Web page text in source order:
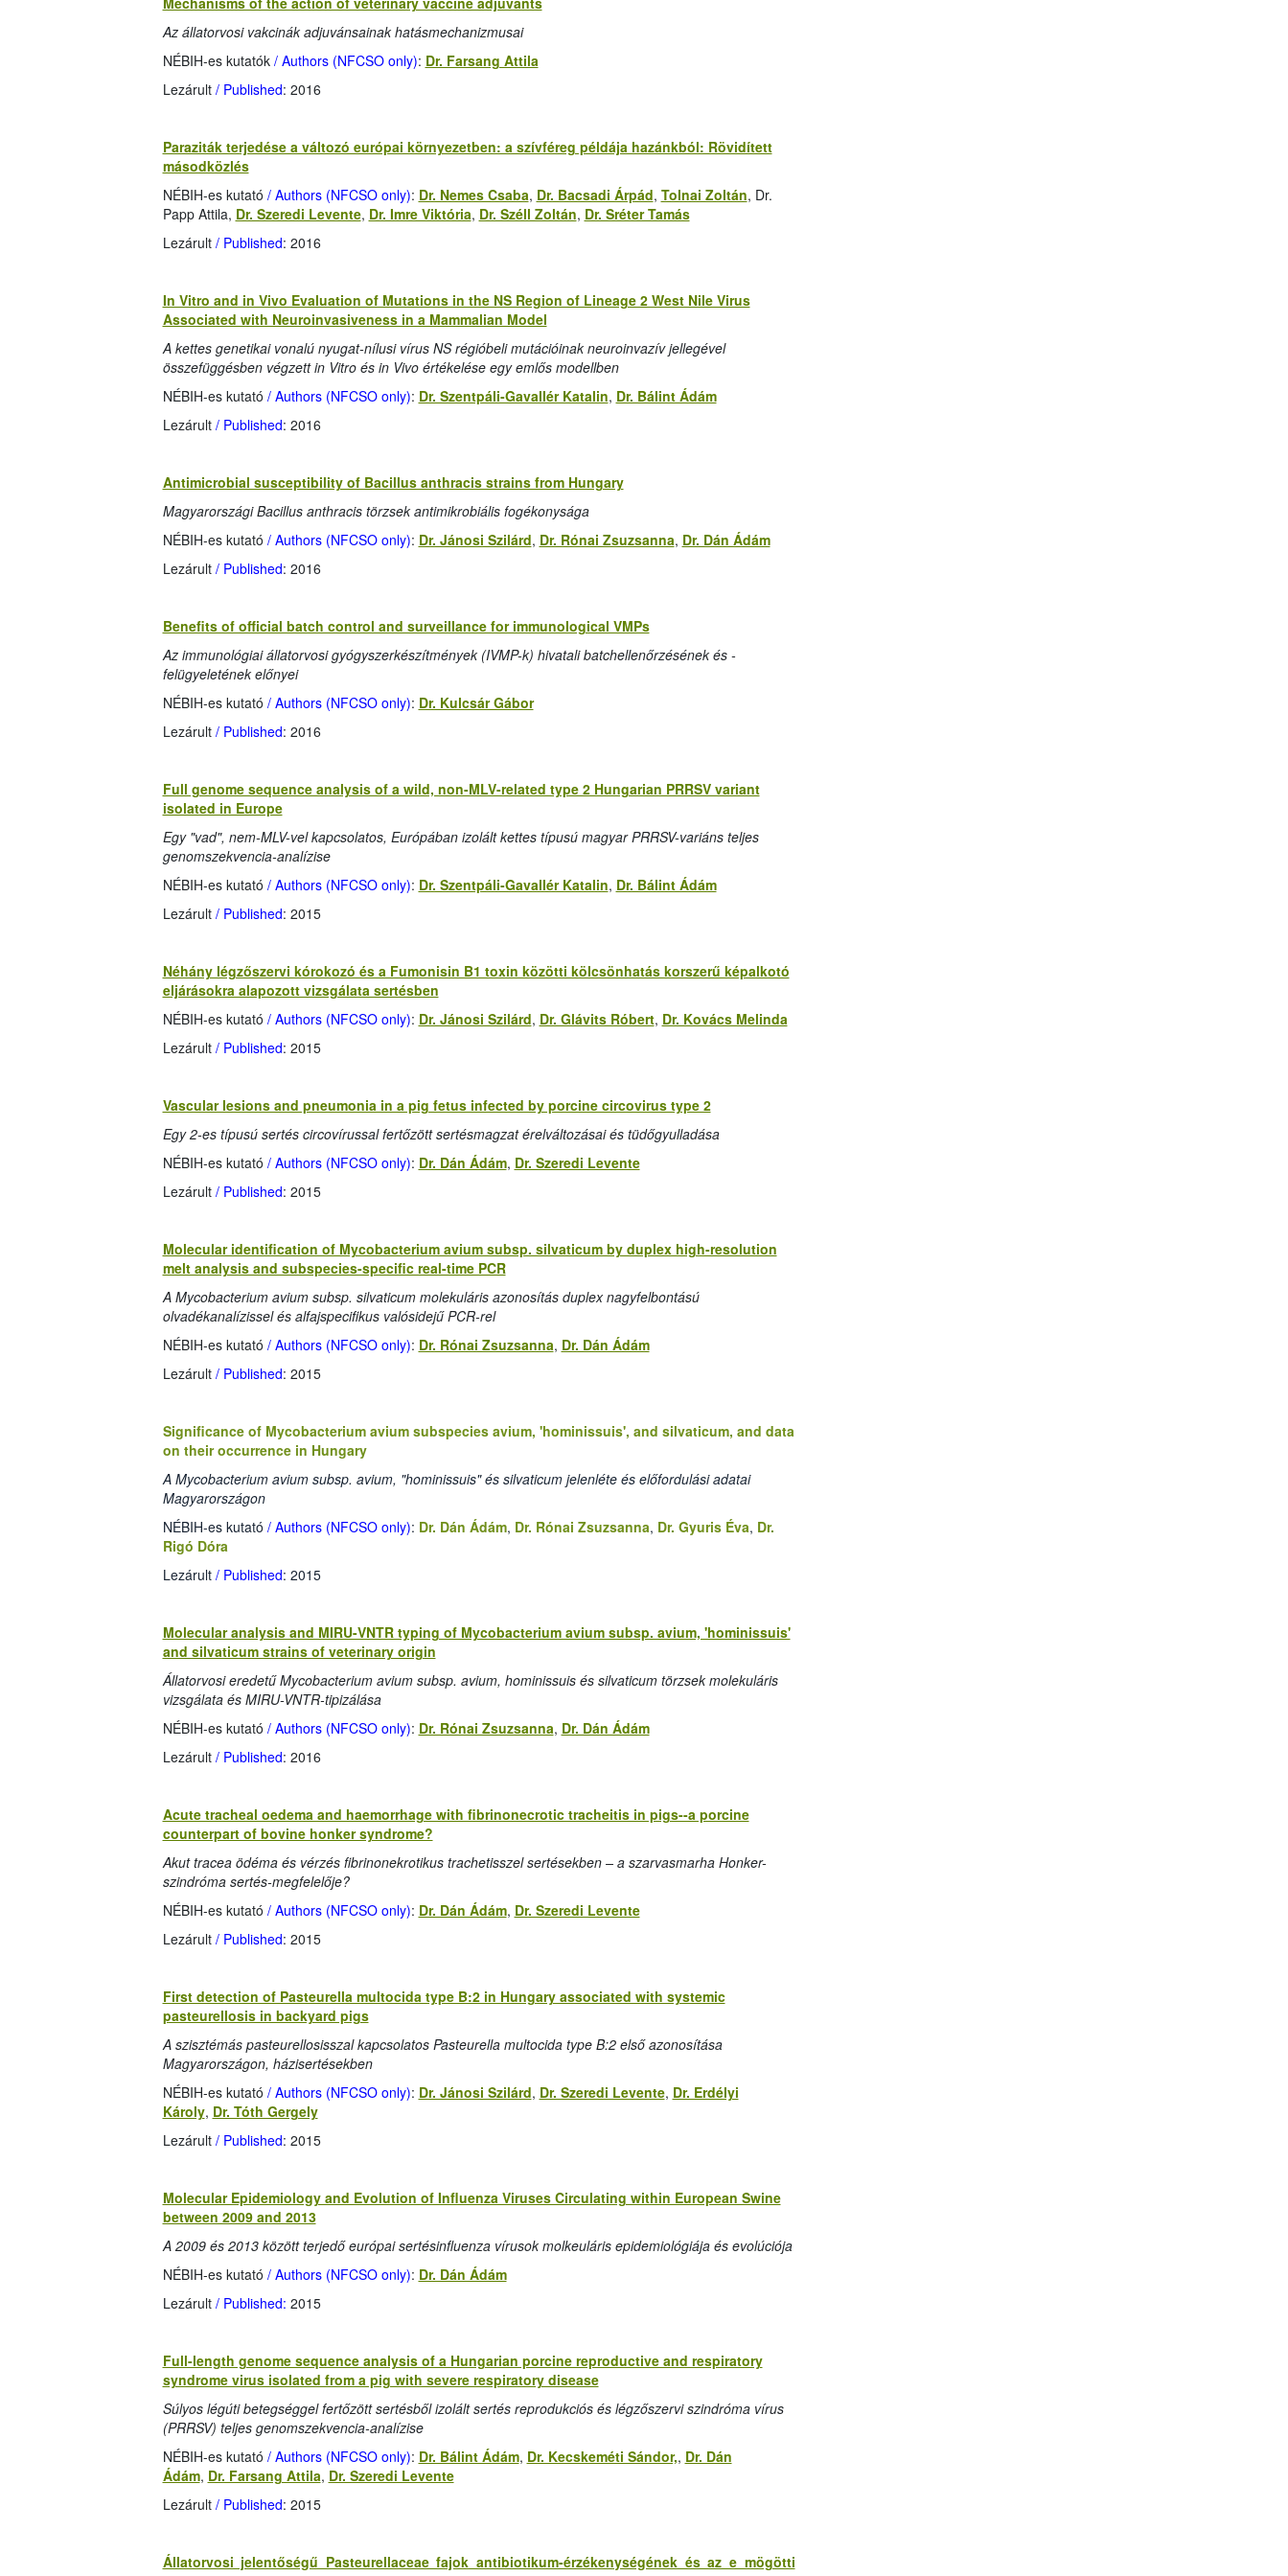
Az állatorvosi vakcinák adjuvánsainak hatásmechanizmusai
NÉBIH-es kutatók/ Authors (NFCSO only): Dr. Farsang Attila
Lezárult/ Published: 2016
Paraziták terjedése a változó európai környezetben: a szívféreg példája hazánkból: Rövidített
másodközlés
NÉBIH-es kutató / Authors (NFCSO only): Dr. Nemes Csaba, Dr. Bacsadi Árpád, Tolnai Zoltán, Dr.
Papp Attila, Dr. Szeredi Levente, Dr. Imre Viktória, Dr. Széll Zoltán, Dr. Sréter Tamás
Lezárult/ Published: 2016
In Vitro and in Vivo Evaluation of Mutations in the NS Region of Lineage 2 West Nile Virus
Associated with Neuroinvasiveness in a Mammalian Model
A kettes genetikai vonalú nyugat-nílusi vírus NS régióbeli mutációinak neuroinvazív jellegével
összefüggésben végzett in Vitro és in Vivo értékelése egy emlős modellben
NÉBIH-es kutató / Authors (NFCSO only): Dr. Szentpáli-Gavallér Katalin, Dr. Bálint Ádám
Lezárult/ Published: 2016
Antimicrobial susceptibility of Bacillus anthracis strains from Hungary
Magyarországi Bacillus anthracis törzsek antimikrobiális fogékonysága
NÉBIH-es kutató / Authors (NFCSO only): Dr. Jánosi Szilárd, Dr. Rónai Zsuzsanna, Dr. Dán Ádám
Lezárult/ Published: 2016
Benefits of official batch control and surveillance for immunological VMPs
Az immunológiai állatorvosi gyógyszerkészítmények (IVMP-k) hivatali batchellenőrzésének és -
felügyeletének előnyei
NÉBIH-es kutató / Authors (NFCSO only): Dr. Kulcsár Gábor
Lezárult/ Published: 2016
Full genome sequence analysis of a wild, non-MLV-related type 2 Hungarian PRRSV variant
isolated in Europe
Egy "vad", nem-MLV-vel kapcsolatos, Európában izolált kettes típusú magyar PRRSV-variáns teljes
genomszekvencia-analízise
NÉBIH-es kutató / Authors (NFCSO only): Dr. Szentpáli-Gavallér Katalin, Dr. Bálint Ádám
Lezárult/ Published: 2015
Néhány légzőszervi kórokozó és a Fumonisin B1 toxin közötti kölcsönhatás korszerű képalkotó
eljárásokra alapozott vizsgálata sertésben
NÉBIH-es kutató / Authors (NFCSO only): Dr. Jánosi Szilárd, Dr. Glávits Róbert, Dr. Kovács Melinda
Lezárult/ Published: 2015
Vascular lesions and pneumonia in a pig fetus infected by porcine circovirus type 2
Egy 2-es típusú sertés circovírussal fertőzött sertésmagzat érelváltozásai és tüdőgyulladása
NÉBIH-es kutató / Authors (NFCSO only): Dr. Dán Ádám, Dr. Szeredi Levente
Lezárult/ Published: 2015
Molecular identification of Mycobacterium avium subsp. silvaticum by duplex high-resolution
melt analysis and subspecies-specific real-time PCR
A Mycobacterium avium subsp. silvaticum molekuláris azonosítás duplex nagyfelbontású
olvadékanalízissel és alfajspecifikus valósidejű PCR-rel
NÉBIH-es kutató / Authors (NFCSO only): Dr. Rónai Zsuzsanna, Dr. Dán Ádám
Lezárult/ Published: 2015
Significance of Mycobacterium avium subspecies avium, 'hominissuis', and silvaticum, and data
on their occurrence in Hungary
A Mycobacterium avium subsp. avium, "hominissuis" és silvaticum jelenléte és előfordulási adatai
Magyarországon
NÉBIH-es kutató / Authors (NFCSO only): Dr. Dán Ádám, Dr. Rónai Zsuzsanna, Dr. Gyuris Éva, Dr.
Rigó Dóra
Lezárult/ Published: 2015
Molecular analysis and MIRU-VNTR typing of Mycobacterium avium subsp. avium, 'hominissuis'
and silvaticum strains of veterinary origin
Állatorvosi eredetű Mycobacterium avium subsp. avium, hominissuis és silvaticum törzsek molekuláris
vizsgálata és MIRU-VNTR-tipizálása
NÉBIH-es kutató / Authors (NFCSO only): Dr. Rónai Zsuzsanna, Dr. Dán Ádám
Lezárult/ Published: 2016
Acute tracheal oedema and haemorrhage with fibrinonecrotic tracheitis in pigs--a porcine
counterpart of bovine honker syndrome?
Akut tracea ödéma és vérzés fibrinonekrotikus trachetisszel sertésekben – a szarvasmarha Honker-
szindróma sertés-megfelelője?
NÉBIH-es kutató / Authors (NFCSO only): Dr. Dán Ádám, Dr. Szeredi Levente
Lezárult/ Published: 2015
First detection of Pasteurella multocida type B:2 in Hungary associated with systemic
pasteurellosis in backyard pigs
A szisztémás pasteurellosisszal kapcsolatos Pasteurella multocida type B:2 első azonosítása
Magyarországon, házisertésekben
NÉBIH-es kutató / Authors (NFCSO only): Dr. Jánosi Szilárd, Dr. Szeredi Levente, Dr. Erdélyi
Károly, Dr. Tóth Gergely
Lezárult/ Published: 2015
Molecular Epidemiology and Evolution of Influenza Viruses Circulating within European Swine
between 2009 and 2013
A 2009 és 2013 között terjedő európai sertésinfluenza vírusok molkeuláris epidemiológiája és evolúciója
NÉBIH-es kutató / Authors (NFCSO only): Dr. Dán Ádám
Lezárult/ Published: 2015
Full-length genome sequence analysis of a Hungarian porcine reproductive and respiratory
syndrome virus isolated from a pig with severe respiratory disease
Súlyos légúti betegséggel fertőzött sertésből izolált sertés reprodukciós és légzőszervi szindróma vírus
(PRRSV) teljes genomszekvencia-analízise
NÉBIH-es kutató / Authors (NFCSO only): Dr. Bálint Ádám, Dr. Kecskeméti Sándor,, Dr. Dán
Ádám, Dr. Farsang Attila, Dr. Szeredi Levente
Lezárult/ Published: 2015
Állatorvosi jelentőségű Pasteurellaceae fajok antibiotikum-érzékenységének és az e mögötti